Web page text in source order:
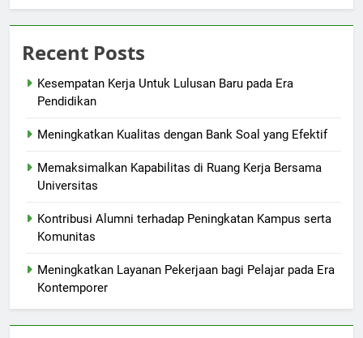
Recent Posts
Kesempatan Kerja Untuk Lulusan Baru pada Era
Pendidikan
Meningkatkan Kualitas dengan Bank Soal yang Efektif
Memaksimalkan Kapabilitas di Ruang Kerja Bersama
Universitas
Kontribusi Alumni terhadap Peningkatan Kampus serta
Komunitas
Meningkatkan Layanan Pekerjaan bagi Pelajar pada Era
Kontemporer